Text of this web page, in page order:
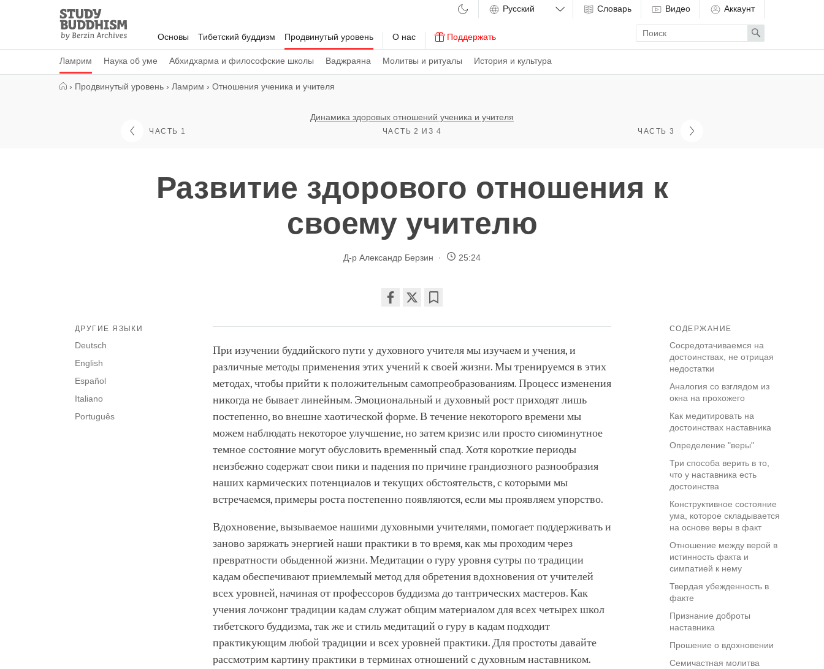
Study
Buddhism
Home
Основы Тибетский буддизм Продвинутый уровень
Ламрим Наука об уме Абхидхарма и философские школы Ваджраяна Молитвы и ритуалы История и культура
О нас Поддержать
Словарь Видео Аккаунт
Enter
search
term
Search
› Продвинутый уровень › Ламрим › Отношения ученика и учителя
ЧАСТЬ 1
Динамика здоровых отношений ученика и учителя
ЧАСТЬ 2 ИЗ 4 ЧАСТЬ 3
Развитие здорового отношения к
своему учителю
Д-р Александр Берзин 25:24
on
facebook
СОДЕРЖАНИЕ
Сосредотачиваемся на
достоинствах, не отрицая
недостатки
Аналогия со взглядом из
окна на прохожего
Как медитировать на
достоинствах наставника
Определение "веры"
Три способа верить в то,
что у наставника есть
достоинства
Конструктивное состояние
ума, которое складывается
на основе веры в факт
Отношение между верой в
истинность факта и
симпатией к нему
Твердая убежденность в
факте
Признание доброты
наставника
Прошение о вдохновении
Семичастная молитва
ДРУГИЕ ЯЗЫКИ
Deutsch
English
Español
Italiano
Português
При изучении буддийского пути у духовного учителя мы изучаем и учения, и
различные методы применения этих учений к своей жизни. Мы тренируемся в этих
методах, чтобы прийти к положительным самопреобразованиям. Процесс изменения
никогда не бывает линейным. Эмоциональный и духовный рост приходят лишь
постепенно, во внешне хаотической форме. В течение некоторого времени мы
можем наблюдать некоторое улучшение, но затем кризис или просто сиюминутное
темное состояние могут обусловить временный спад. Хотя короткие периоды
неизбежно содержат свои пики и падения по причине грандиозного разнообразия
наших кармических потенциалов и текущих обстоятельств, с которыми мы
встречаемся, примеры роста постепенно появляются, если мы проявляем упорство.
Вдохновение, вызываемое нашими духовными учителями, помогает поддерживать и
заново заряжать энергией наши практики в то время, как мы проходим через
превратности обыденной жизни. Медитации о гуру уровня сутры по традиции
кадам обеспечивают приемлемый метод для обретения вдохновения от учителей
всех уровней, начиная от профессоров буддизма до тантрических мастеров. Как
учения лочжонг традиции кадам служат общим материалом для всех четырех школ
тибетского буддизма, так же и стиль медитаций о гуру в кадам подходит
практикующим любой традиции и всех уровней практики. Для простоты давайте
рассмотрим картину практики в терминах отношений с духовным наставником.